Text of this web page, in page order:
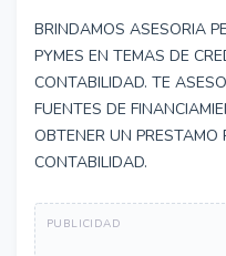
BRINDAMOS ASESORIA
PYMES EN TEMAS DE
CONTABILIDAD. TE
FUENTES DE
OBTENER UN PRESTAMO
CONTABILIDAD.